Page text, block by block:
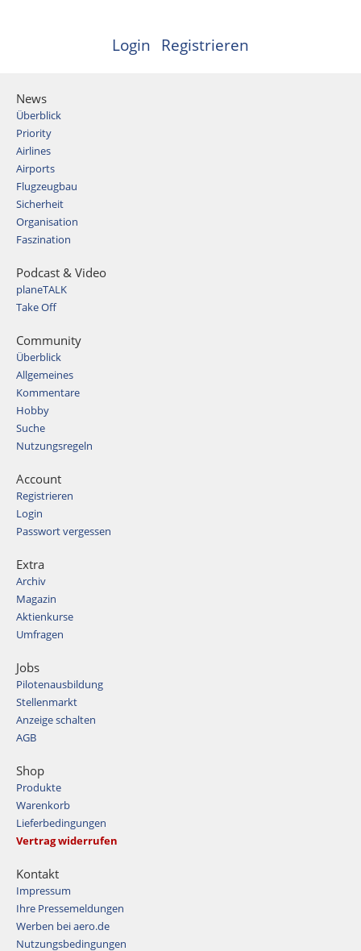
Login Registrieren
News
Überblick
Priority
Airlines
Airports
Flugzeugbau
Sicherheit
Organisation
Faszination
Podcast & Video
planeTALK
Take Off
Community
Überblick
Allgemeines
Kommentare
Hobby
Suche
Nutzungsregeln
Account
Registrieren
Login
Passwort vergessen
Extra
Archiv
Magazin
Aktienkurse
Umfragen
Jobs
Pilotenausbildung
Stellenmarkt
Anzeige schalten
AGB
Shop
Produkte
Warenkorb
Lieferbedingungen
Vertrag widerrufen
Kontakt
Impressum
Ihre Pressemeldungen
Werben bei aero.de
Nutzungsbedingungen